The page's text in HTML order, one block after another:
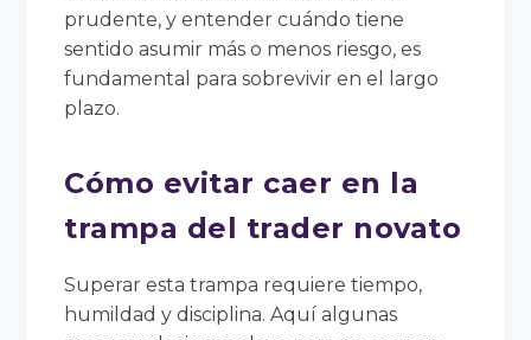
prudente, y entender cuándo tiene
sentido asumir más o menos riesgo, es
fundamental para sobrevivir en el largo
plazo.
Cómo evitar caer en la
trampa del trader novato
Superar esta trampa requiere tiempo,
humildad y disciplina. Aquí algunas